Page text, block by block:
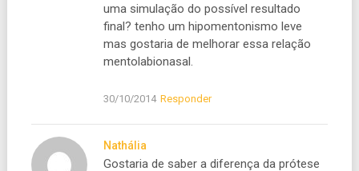
uma simulação do possível resultado
final? tenho um hipomentonismo leve
mas gostaria de melhorar essa relação
mentolabionasal.
30/10/2014 Responder
Nathália
Gostaria de saber a diferença da prótese